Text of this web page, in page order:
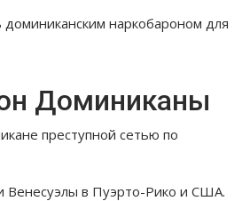
наркобароном для
Доминиканы
преступной сетью по
Венесуэлы в Пуэрто-Рико и США.